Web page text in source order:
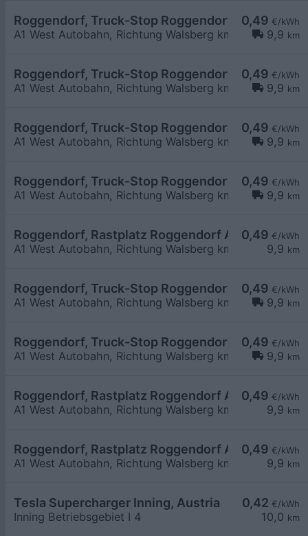
0,49 €/kWh
9,9 km
Roggendorf, Truck-Stop Roggendorf ASFINAG
A1 West Autobahn, Richtung Walsberg km 76,805
0,49 €/kWh
9,9 km
Roggendorf, Truck-Stop Roggendorf ASFINAG
A1 West Autobahn, Richtung Walsberg km 76,805
0,49 €/kWh
9,9 km
Roggendorf, Truck-Stop Roggendorf ASFINAG
A1 West Autobahn, Richtung Walsberg km 76,805
0,49 €/kWh
9,9 km
Roggendorf, Truck-Stop Roggendorf ASFINAG
A1 West Autobahn, Richtung Walsberg km 76,805
0,49 €/kWh
9,9 km
Roggendorf, Rastplatz Roggendorf ASFINAG
A1 West Autobahn, Richtung Walsberg km 76,805
0,49 €/kWh
9,9 km
Roggendorf, Truck-Stop Roggendorf ASFINAG
A1 West Autobahn, Richtung Walsberg km 76,805
0,49 €/kWh
9,9 km
Roggendorf, Truck-Stop Roggendorf ASFINAG
A1 West Autobahn, Richtung Walsberg km 76,805
0,49 €/kWh
9,9 km
Roggendorf, Rastplatz Roggendorf ASFINAG
A1 West Autobahn, Richtung Walsberg km 76,805
0,49 €/kWh
9,9 km
Roggendorf, Rastplatz Roggendorf ASFINAG
A1 West Autobahn, Richtung Walsberg km 76,805
0,42 €/kWh
10,0 km
Tesla Supercharger Inning, Austria
Inning Betriebsgebiet I 4